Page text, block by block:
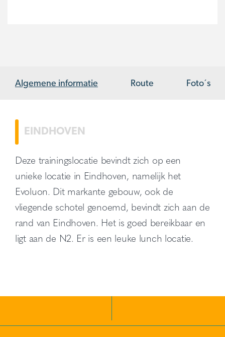
Algemene informatie Route Foto´s
EINDHOVEN
Deze trainingslocatie bevindt zich op een
unieke locatie in Eindhoven, namelijk het
Evoluon. Dit markante gebouw, ook de
vliegende schotel genoemd, bevindt zich aan de
rand van Eindhoven. Het is goed bereikbaar en
ligt aan de N2. Er is een leuke lunch locatie.